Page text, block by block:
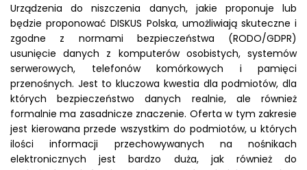
Urządzenia do niszczenia danych, jakie proponuje lub
będzie proponować DISKUS Polska, umożliwiają skuteczne i
zgodne z normami bezpieczeństwa (RODO/GDPR)
usunięcie danych z komputerów osobistych, systemów
serwerowych, telefonów komórkowych i pamięci
przenośnych. Jest to kluczowa kwestia dla podmiotów, dla
których bezpieczeństwo danych realnie, ale również
formalnie ma zasadnicze znaczenie. Oferta w tym zakresie
jest kierowana przede wszystkim do podmiotów, u których
ilości informacji przechowywanych na nośnikach
elektronicznych jest bardzo duża, jak również do